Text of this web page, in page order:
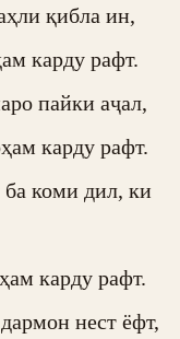
қибла ин,
карду рафт.
пайки аҷал,
карду рафт.
коми дил, ки
карду рафт.
нест ёфт,